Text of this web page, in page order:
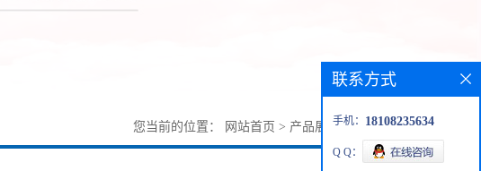
您当前的位置： 网站首页 > 产品展厅 >134500-80-4
联系方式
手机： 18108235634
Q Q：